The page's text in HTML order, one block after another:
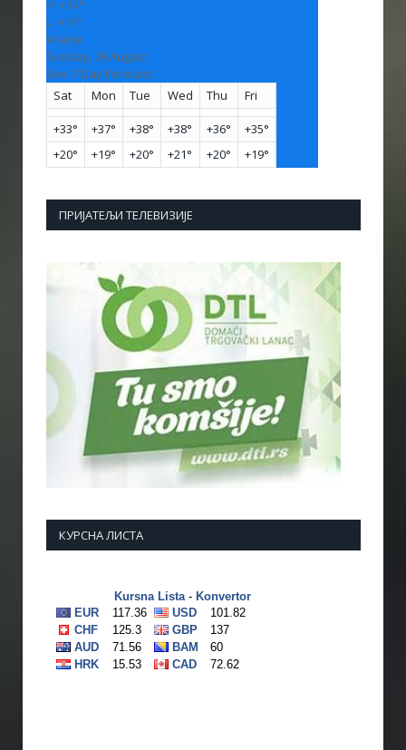
H: +34°
L: +19°
Vranje
Sunday, 09 August
See 7-Day Forecast
Sat
Mon Tue Wed Thu Fri
+33° +37° +38° +38° +36° +35°
+20° +19° +20° +21° +20° +19°
ПРИЈАТЕЉИ ТЕЛЕВИЗИЈЕ
КУРСНА ЛИСТА